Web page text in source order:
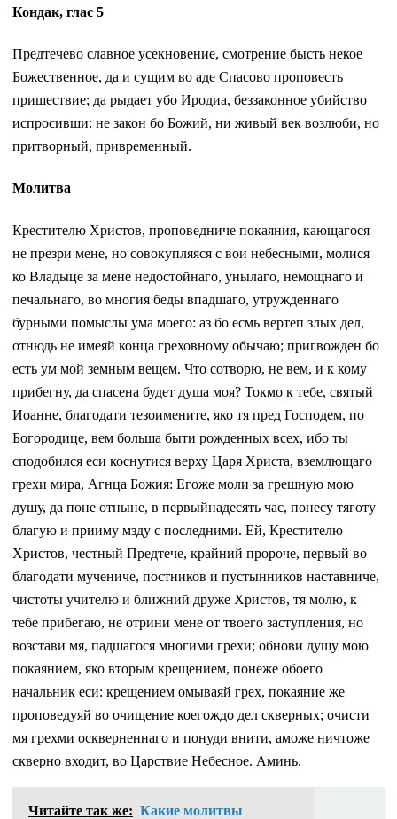
Кондак, глас 5
Предтечево славное усекновение, смотрение бысть некое
Божественное, да и сущим во аде Спасово проповесть
пришествие; да рыдает убо Иродиа, беззаконное убийство
испросивши: не закон бо Божий, ни живый век возлюби, но
притворный, привременный.
Молитва
Крестителю Христов, проповедниче покаяния, кающагося
не презри мене, но совокупляяся с вои небесными, молися
ко Владыце за мене недостойнаго, унылаго, немощнаго и
печальнаго, во многия беды впадшаго, утружденнаго
бурными помыслы ума моего: аз бо есмь вертеп злых дел,
отнюдь не имеяй конца греховному обычаю; пригвожден бо
есть ум мой земным вещем. Что сотворю, не вем, и к кому
прибегну, да спасена будет душа моя? Токмо к тебе, святый
Иоанне, благодати тезоимените, яко тя пред Господем, по
Богородице, вем больша быти рожденных всех, ибо ты
сподобился еси коснутися верху Царя Христа, вземлющаго
грехи мира, Агнца Божия: Егоже моли за грешную мою
душу, да поне отныне, в первыйнадесять час, понесу тяготу
благую и прииму мзду с последними. Ей, Крестителю
Христов, честный Предтече, крайний пророче, первый во
благодати мучениче, постников и пустынников наставниче,
чистоты учителю и ближний друже Христов, тя молю, к
тебе прибегаю, не отрини мене от твоего заступления, но
возстави мя, падшагося многими грехи; обнови душу мою
покаянием, яко вторым крещением, понеже обоего
начальник еси: крещением омываяй грех, покаяние же
проповедуяй во очищение коегождо дел скверных; очисти
мя грехми оскверненнаго и понуди внити, аможе ничтоже
скверно входит, во Царствие Небесное. Аминь.
Читайте так же: Какие молитвы